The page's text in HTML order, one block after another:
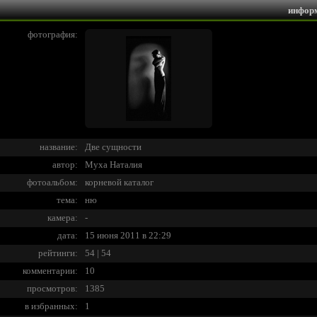
фотография:
название:
Две сущности
автор:
Муха Наталия
фотоальбом:
корневой каталог
тема:
ню
камера:
-
дата:
15 июня 2011 в 22:29
рейтинги:
54 | 54
комментарии:
10
просмотров:
1385
в избранных:
1